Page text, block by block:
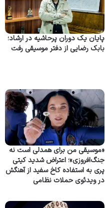
پایان یک دوران پرحاشیه در ارشاد؛
بابک رضایی از دفتر موسیقی رفت
«موسیقی من برای همدلی است نه
جنگ‌افروزی»؛ اعتراض شدید کیتی
پری به استفاده کاخ سفید از آهنگش
در ویدئوی حملات نظامی